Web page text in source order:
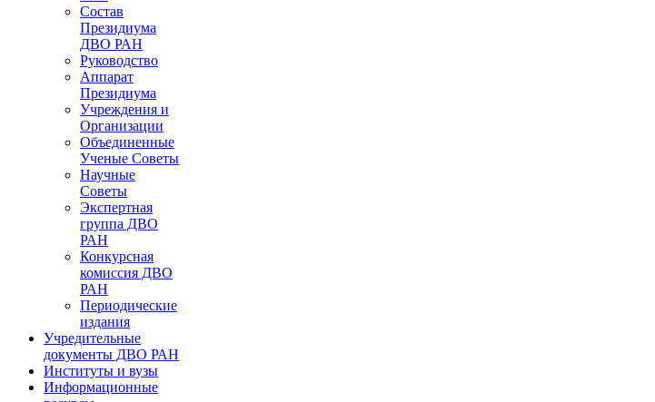
Состав
Президиума
ДВО РАН
Руководство
Аппарат
Президиума
Учреждения и
Организации
Объединенные
Ученые Советы
Научные
Советы
Экспертная
группа ДВО
РАН
Конкурсная
комиссия ДВО
РАН
Периодические
издания
Учредительные
документы ДВО РАН
Институты и вузы
Информационные